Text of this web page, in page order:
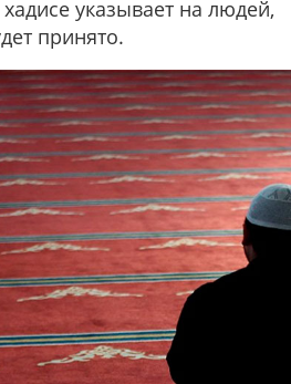
указывает на людей,
принято.